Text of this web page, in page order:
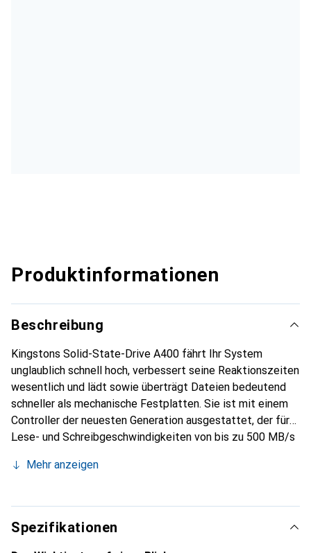
Produktinformationen
Beschreibung
Kingstons Solid-State-Drive A400 fährt Ihr System
unglaublich schnell hoch, verbessert seine Reaktionszeiten
wesentlich und lädt sowie überträgt Dateien bedeutend
schneller als mechanische Festplatten. Sie ist mit einem
Controller der neuesten Generation ausgestattet, der für
Lese- und Schreibgeschwindigkeiten von bis zu 500 MB/s
eine traditionelle Festplatte, sorgt für Höchstleistung,
beschleunigt das System insgesamt. Die A400 ist
insgesamt zuverlässiger und langlebiger als eine
herkömmliche Festplatte und verfügt über einen
Mehr anzeigen
Spezifikationen